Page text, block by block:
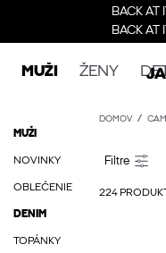
BACK AT
BACK AT
MUŽI ŽENY
MUŽI
NOVINKY
OBLEČENIE
DENIM
TOPÁNKY
DOMOV
224